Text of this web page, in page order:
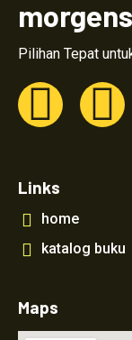
Pilihan Tepat
Links
home
katalog buku
Maps